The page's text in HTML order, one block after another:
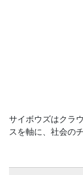
サイボウズはクラ
スを軸に、社会の